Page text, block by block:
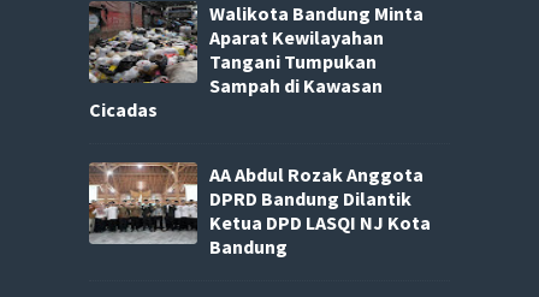
Walikota Bandung Minta
Aparat Kewilayahan
Tangani Tumpukan
Sampah di Kawasan
Cicadas
AA Abdul Rozak Anggota
DPRD Bandung Dilantik
Ketua DPD LASQI NJ Kota
Bandung